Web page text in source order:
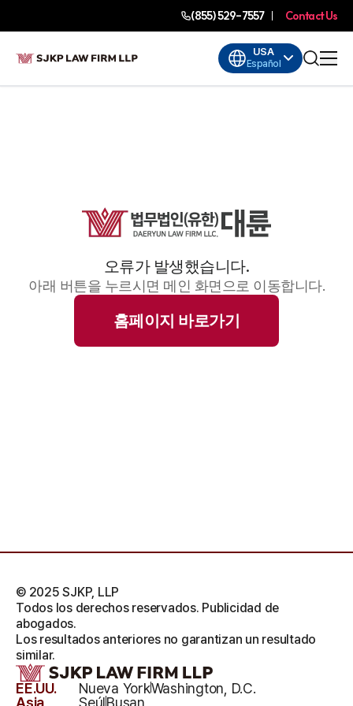
(855) 529-7557 Contact Us
USA
Español
오류가 발생했습니다.
아래 버튼을 누르시면 메인 화면으로 이동합니다.
홈페이지 바로가기
EE.UU. Nueva YorkWashington, D.C.
© 2025 SJKP, LLP
Todos los derechos reservados. Publicidad de
abogados.
Los resultados anteriores no garantizan un resultado
similar.